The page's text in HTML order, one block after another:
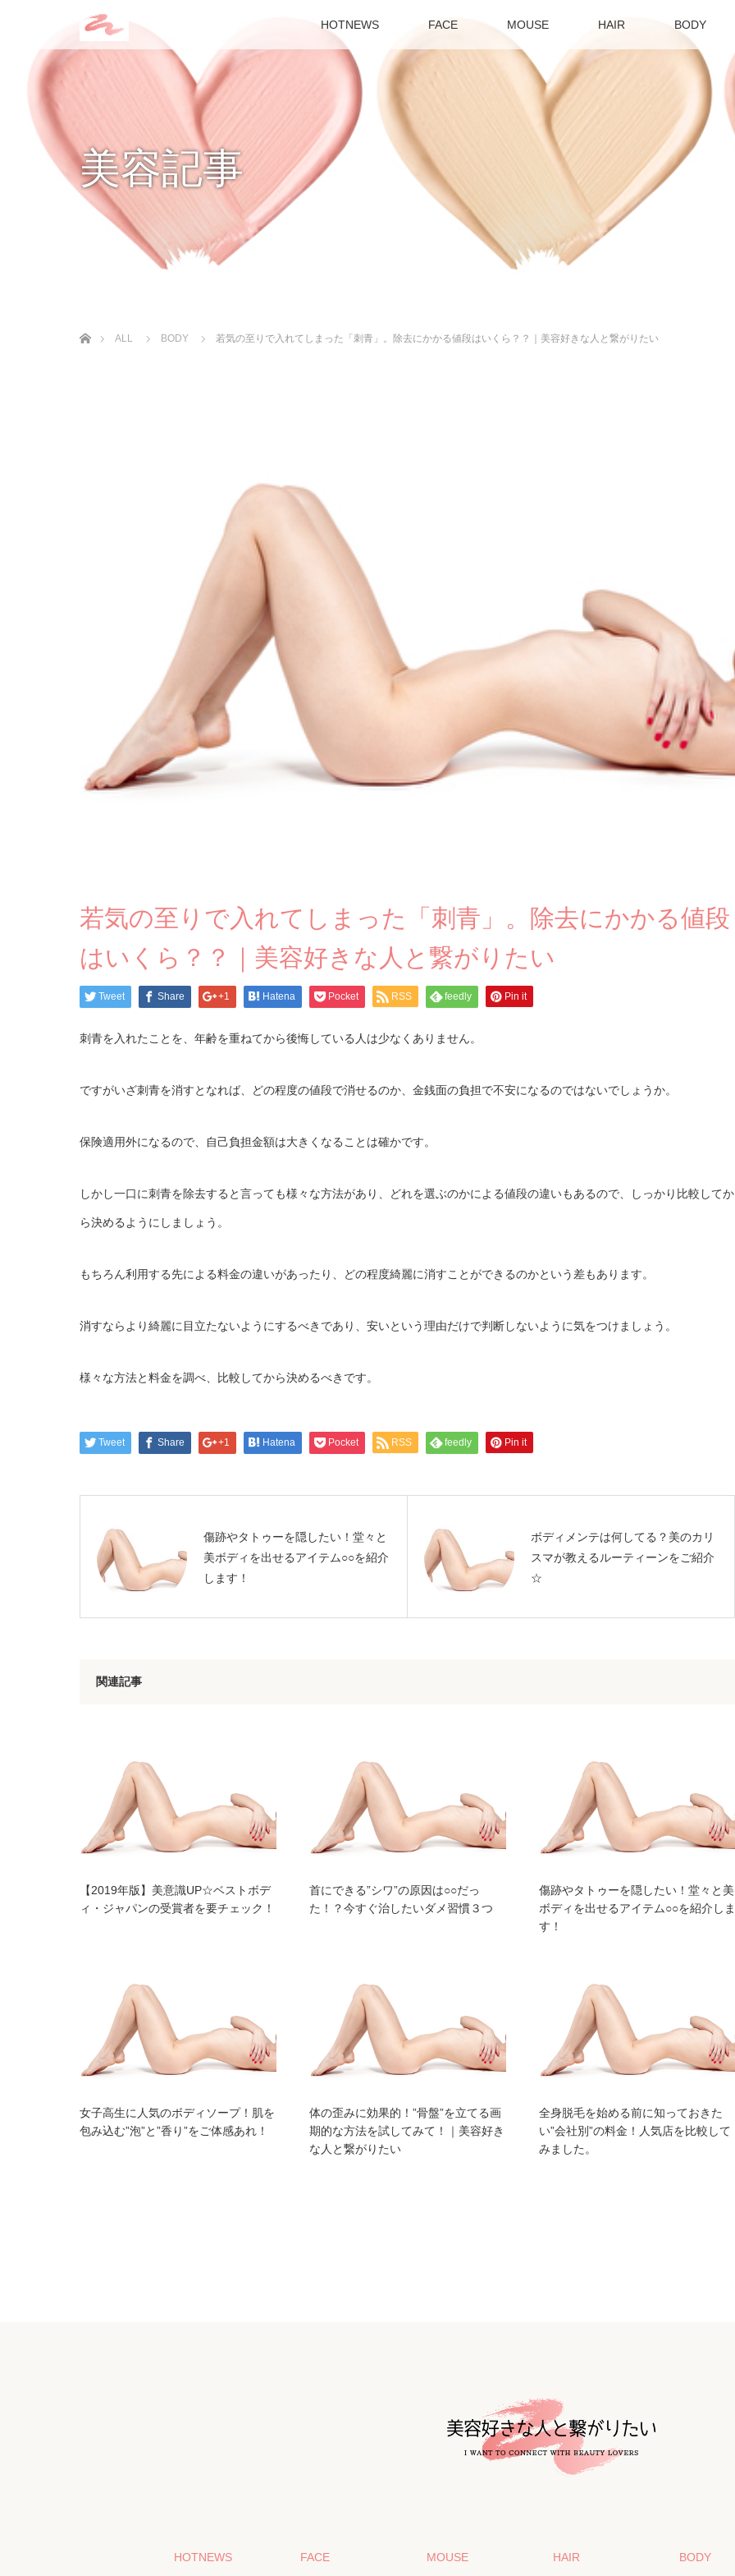
HOTNEWS FACE MOUSE HAIR BODY
美容記事
ALL
BODY 若気の至りで入れてしまった「刺青」。除去にかかる値段はいくら？？｜美容好きな人と繋がりたい
若気の至りで入れてしまった「刺青」。除去にかかる値段
はいくら？？｜美容好きな人と繋がりたい
Tweet Share +1 Hatena Pocket RSS feedly Pin it
刺青を入れたことを、年齢を重ねてから後悔している人は少なくありません。
ですがいざ刺青を消すとなれば、どの程度の値段で消せるのか、金銭面の負担で不安になるのではないでしょうか。
保険適用外になるので、自己負担金額は大きくなることは確かです。
しかし一口に刺青を除去すると言っても様々な方法があり、どれを選ぶのかによる値段の違いもあるので、しっかり比較してか
ら決めるようにしましょう。
もちろん利用する先による料金の違いがあったり、どの程度綺麗に消すことができるのかという差もあります。
消すならより綺麗に目立たないようにするべきであり、安いという理由だけで判断しないように気をつけましょう。
様々な方法と料金を調べ、比較してから決めるべきです。
Tweet Share +1 Hatena Pocket RSS feedly Pin it
傷跡やタトゥーを隠したい！堂々と
美ボディを出せるアイテム○○を紹介
します！
ボディメンテは何してる？美のカリ
スマが教えるルーティーンをご紹介
☆
関連記事
【2019年版】美意識UP☆ベストボデ
ィ・ジャパンの受賞者を要チェック！
首にできる”シワ”の原因は○○だっ
た！？今すぐ治したいダメ習慣３つ
傷跡やタトゥーを隠したい！堂々と美
ボディを出せるアイテム○○を紹介しま
す！
女子高生に人気のボディソープ！肌を
包み込む”泡”と”香り”をご体感あれ！
体の歪みに効果的！”骨盤”を立てる画
期的な方法を試してみて！｜美容好き
な人と繋がりたい
全身脱毛を始める前に知っておきた
い”会社別”の料金！人気店を比較して
みました。
HOTNEWS FACE MOUSE HAIR BODY